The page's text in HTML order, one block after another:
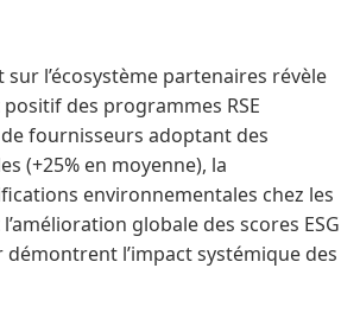
sur l’écosystème partenaires révèle
positif des programmes RSE
fournisseurs adoptant des
(+25% en moyenne), la
environnementales chez les
globale des scores ESG
démontrent l’impact systémique des